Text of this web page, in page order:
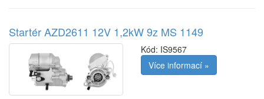
Startér AZD2611 12V 1,2kW 9z MS 1149
Kód: IS9567
Více informací »